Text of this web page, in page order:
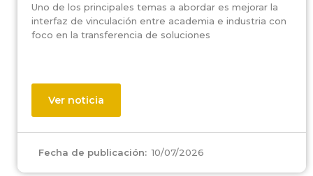
Uno de los principales temas a abordar es mejorar la
interfaz de vinculación entre academia e industria con
foco en la transferencia de soluciones
Ver noticia
Fecha de publicación: 10/07/2026